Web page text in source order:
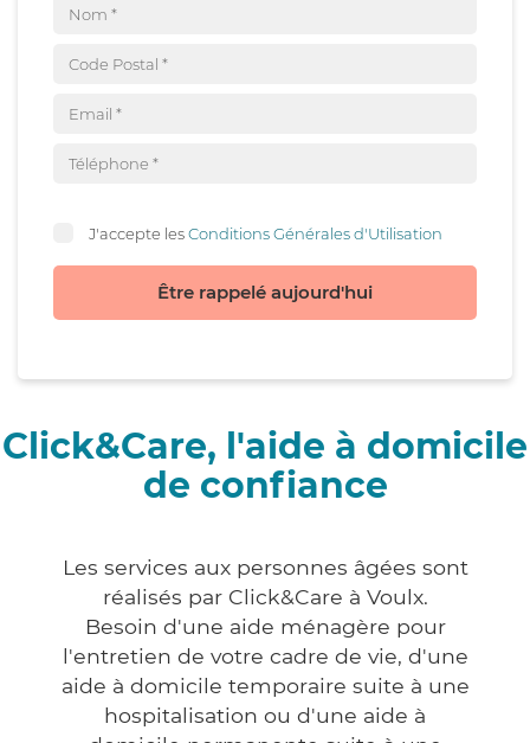
J'accepte lesConditions Générales d'Utilisation
Être rappelé aujourd'hui
Click&Care, l'aide à domicile
de confiance
Les services aux personnes âgées sont
réalisés par Click&Care à Voulx.
Besoin d'une aide ménagère pour
l'entretien de votre cadre de vie, d'une
aide à domicile temporaire suite à une
hospitalisation ou d'une aide à